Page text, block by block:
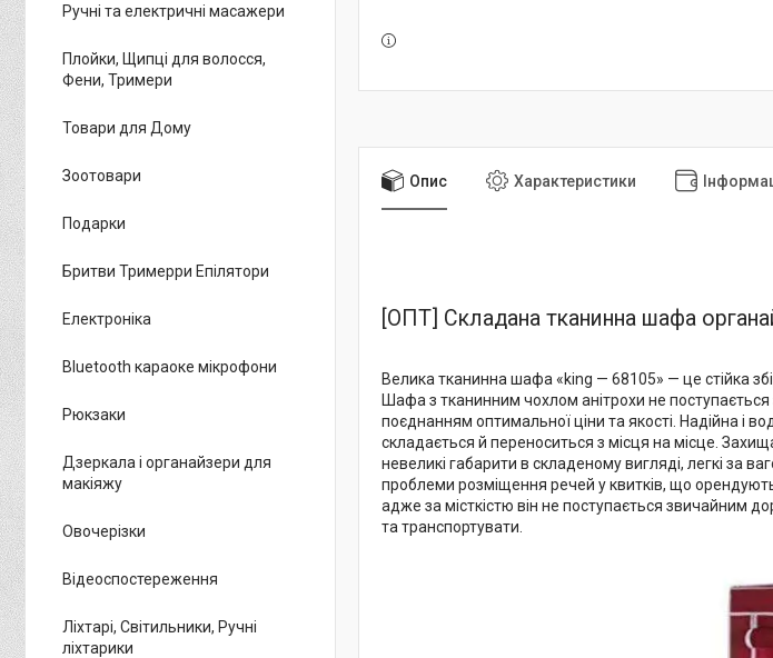
Опис Характеристики
[ОПТ] Складана тканинна шафа
Велика тканинна шафа «king — 68105» — це стійка
Шафа з тканинним чохлом анітрохи не поступається
поєднанням оптимальної ціни та якості. Надійна і
складається й переноситься з місця на місце.
невеликі габарити в складеному вигляді, легкі за
проблеми розміщення речей у квитків, що
адже за місткістю він не поступається звичайним
та транспортувати.
Ручні та електричні масажери
Плойки, Щипці для волосся,
Фени, Тримери
Товари для Дому
Зоотовари
Подарки
Бритви Тримерри Епілятори
Електроніка
Bluetooth караоке мікрофони
Рюкзаки
Дзеркала і органайзери для
макіяжу
Овочерізки
Відеоспостереження
Ліхтарі, Світильники, Ручні
ліхтарики